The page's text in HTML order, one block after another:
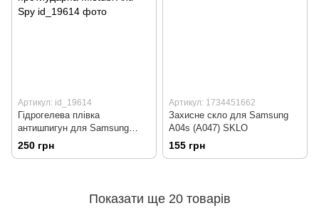
Артикул: id_19614
Гідрогелева плівка
антишпигун для Samsung
A04s (A047) захисна
протиударна Mietubl Anti-Spy
250 грн
Артикул: 1734451662
Захисне скло для Samsung
A04s (A047) SKLO
155 грн
Показати ще 20 товарів